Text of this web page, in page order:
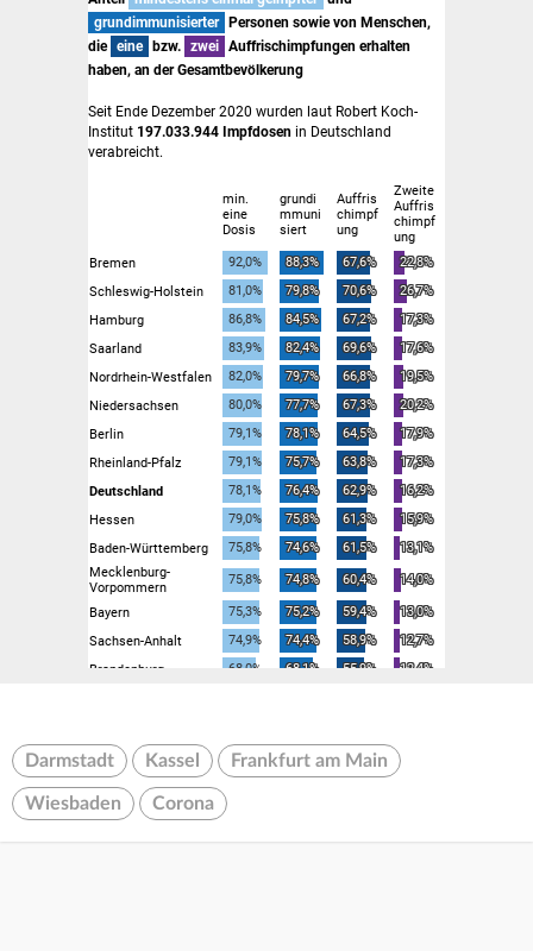
Darmstadt Kassel Frankfurt am Main
Wiesbaden Corona